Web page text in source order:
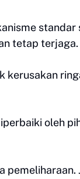
tetap terjaga.
kerusakan
oleh